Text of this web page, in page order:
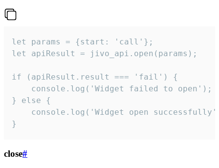
let params = {start: 'call'};
let apiResult = jivo_api.open(params);
if (apiResult.result === 'fail') {
    console.log('Widget failed to open');
} else {
console.log('Widget open
}
close#